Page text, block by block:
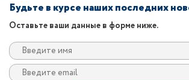
Будьте в курсе наших последних
Оставьте ваши данные в форме ниже.